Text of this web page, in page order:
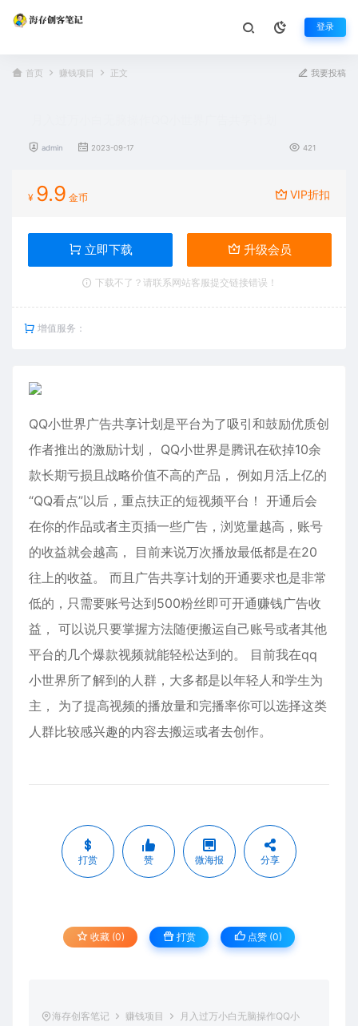
登录
首页 赚钱项目 正文 我要投稿
admin 2023-09-17 421
¥ 9.9 金币 VIP折扣
立即下载 升级会员
下载不了？请联系网站客服提交链接错误！
增值服务：
QQ小世界广告共享计划是平台为了吸引和鼓励优质创
作者推出的激励计划， QQ小世界是腾讯在砍掉10余
款长期亏损且战略价值不高的产品， 例如月活上亿的
“QQ看点”以后，重点扶正的短视频平台！ 开通后会
在你的作品或者主页插一些广告，浏览量越高，账号
的收益就会越高， 目前来说万次播放最低都是在20
往上的收益。 而且广告共享计划的开通要求也是非常
低的，只需要账号达到500粉丝即可开通赚钱广告收
益， 可以说只要掌握方法随便搬运自己账号或者其他
平台的几个爆款视频就能轻松达到的。 目前我在qq
小世界所了解到的人群，大多都是以年轻人和学生为
主， 为了提高视频的播放量和完播率你可以选择这类
人群比较感兴趣的内容去搬运或者去创作。
打赏 赞 微海报 分享
收藏 (0) 打赏 点赞 (0)
海存创客笔记 赚钱项目
月入过万小白无脑操作QQ小